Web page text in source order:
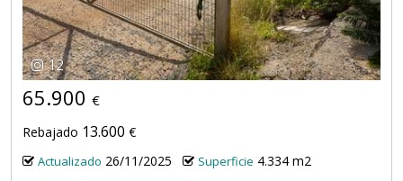
12
65.900 €
Rebajado 13.600 €
Actualizado 26/11/2025 Superficie 4.334 m2